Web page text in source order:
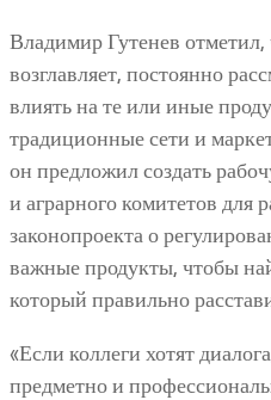
Владимир Гутенев
возглавляет, постоянно
влиять на те или иные
традиционные сети и
он предложил создать
и аграрного комитетов для
законопроекта о
важные продукты, чтобы
который правильно
«Если коллеги хотят
предметно и